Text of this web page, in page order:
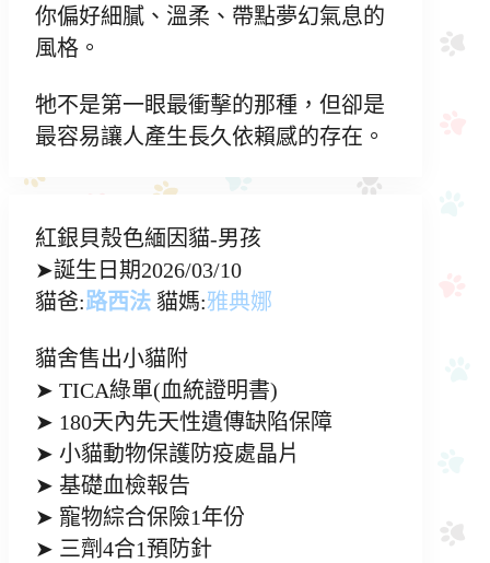
你偏好細膩、溫柔、帶點夢幻氣息的
風格。
牠不是第一眼最衝擊的那種，但卻是
最容易讓人產生長久依賴感的存在。
紅銀貝殼色緬因貓-男孩
➤誕生日期2026/03/10
貓爸:路西法 貓媽:雅典娜
貓舍售出小貓附
➤ TICA綠單(血統證明書)
➤ 180天內先天性遺傳缺陷保障
➤ 小貓動物保護防疫處晶片
➤ 基礎血檢報告
➤ 寵物綜合保險1年份
➤ 三劑4合1預防針